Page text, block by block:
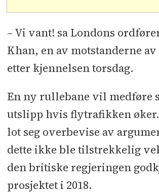
– Vi vant! sa Londons
Khan, en av motstanderne
etter kjennelsen torsdag.
En ny rullebane vil medføre
utslipp hvis flytrafikken
lot seg overbevise av
dette ikke ble tilstrekkelig
den britiske regjeringen
prosjektet i 2018.